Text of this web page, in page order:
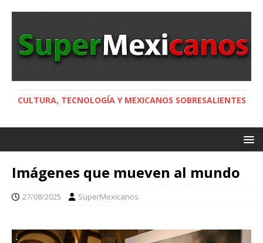
CULTURA, TECNOLOGÍA Y MEXICANOS SOBRESALIENTES
Imágenes que mueven al mundo
27/08/2025 SuperMexicanos